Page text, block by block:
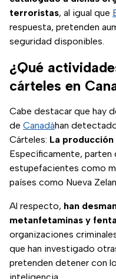
terroristas, al igual que
respuesta, pretenden
seguridad disponibles.
¿Qué
cárteles en
Cabe destacar que hay
de Canadáhan
Cárteles: La
Específicamente,
estupefacientes como
países como Nueva
Al respecto, han
metanfetaminas y
organizaciones
que han investigado
pretenden detener con